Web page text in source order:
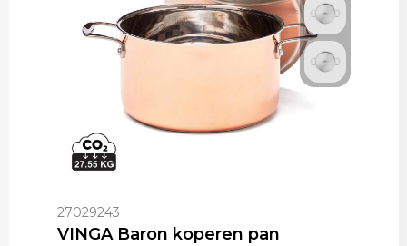
27029243
VINGA Baron koperen pan